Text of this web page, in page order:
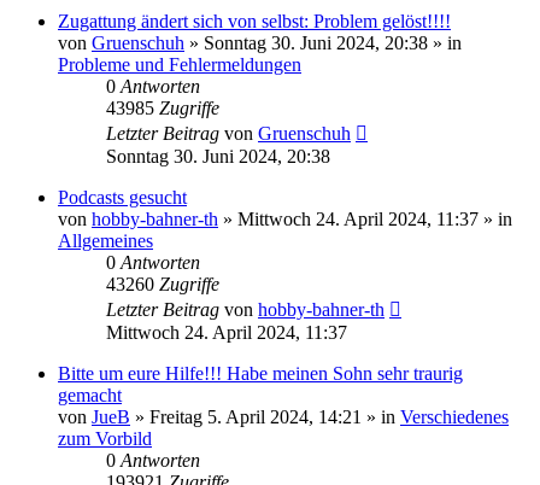
Zugattung ändert sich von selbst: Problem gelöst!!!!
von Gruenschuh » Sonntag 30. Juni 2024, 20:38 » in
Probleme und Fehlermeldungen
0 Antworten
43985 Zugriffe
Letzter Beitrag von Gruenschuh
Sonntag 30. Juni 2024, 20:38
Podcasts gesucht
von hobby-bahner-th » Mittwoch 24. April 2024, 11:37 » in
Allgemeines
0 Antworten
43260 Zugriffe
Letzter Beitrag von hobby-bahner-th
Mittwoch 24. April 2024, 11:37
Bitte um eure Hilfe!!! Habe meinen Sohn sehr traurig
gemacht
von JueB » Freitag 5. April 2024, 14:21 » in Verschiedenes
zum Vorbild
0 Antworten